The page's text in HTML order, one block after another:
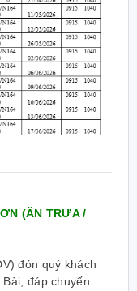
(ĂN TRƯA /
đón quý khách
đáp chuyến